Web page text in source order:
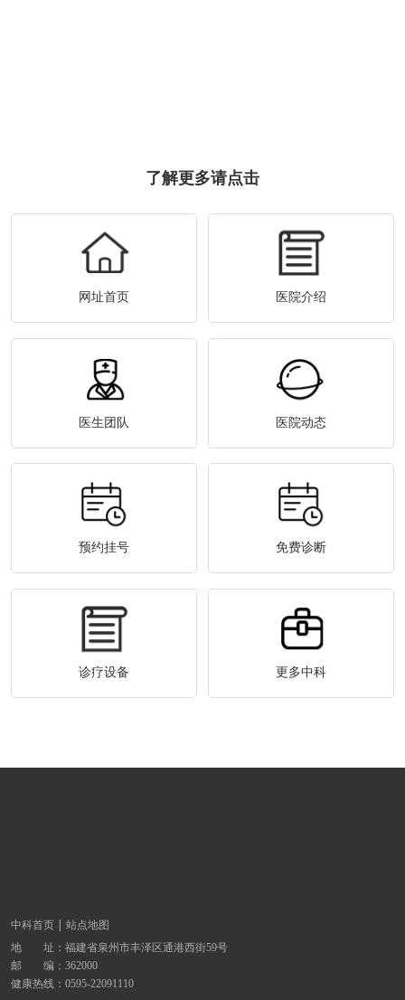
了解更多请点击
网址首页 医院介绍
医生团队 医院动态
预约挂号 免费诊断
诊疗设备 更多中科
中科首页
站点地图
地 址： 福建省泉州市丰泽区通港西街59号
邮 编：362000
健康热线： 0595-22091110